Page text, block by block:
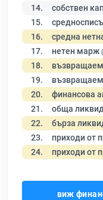
14. собствен
15.
16. средна
17. нетен марж
18.
19.
20. финансова
21. обща
22. бърза
23. приходи от
24. приходи от
виж